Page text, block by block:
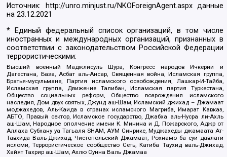
Источник: http://unro.minjust.ru/NKOForeignAgent.aspxданные
на23.12.2021
* Единый федеральный список организаций, в том числе
иностранных и международных организаций, признанных в
соответствии с законодательством Российской Федерации
террористическими:
Высший военный Маджлисуль Шура, Конгресс народов Ичкерии и
Дагестана, База, Асбат аль-Ансар, Священная война, Исламская группа,
Братья-мусульмане, Партия исламского освобождения, Лашкар-И-Тайба,
Исламская группа, Движение Талибан, Исламская партия Туркестана,
Общество социальных реформ, Общество возрождения исламского
наследия, Дом двух святых, Джунд аш-Шам, Исламский джихад – Джамаат
моджахедов, Аль-Каида в странах исламского Магриба, Имарат Кавказ,
АБТО, Правый сектор, Исламское государство, Джабха аль-Нусра ли-Ахль
аш-Шам, Народное ополчение имени К. Минина и Д. Пожарского, Аджр от
Аллаха Субхану уа Тагьаля SHAM, АУМ Синрике, Муджахеды джамаата Ат-
Тавхида Валь-Джихад, Чистопольский Джамаат, Рохнамо ба суи давлати
исломи, Террористическое сообщество Сеть, Катиба Таухид валь-Джихад,
Хайят Тахрир аш-Шам, Ахлю Сунна Валь Джамаа